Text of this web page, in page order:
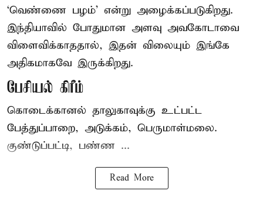
‘வெண்ணை பழம்’ என்று அழைக்கப்படுகிறது.
இந்தியாவில் போதுமான அளவு அவகோடாவை
விளைவிக்காததால், இதன் விலையும் இங்கே
அதிகமாகவே இருக்கிறது.
பேசியல் கிரீம்
கொடைக்கானல் தாலுகாவுக்கு உட்பட்ட
பேத்துப்பாறை, அடுக்கம், பெருமாள்மலை.
குண்டுப்பட்டி, பண்ண ...
Read More